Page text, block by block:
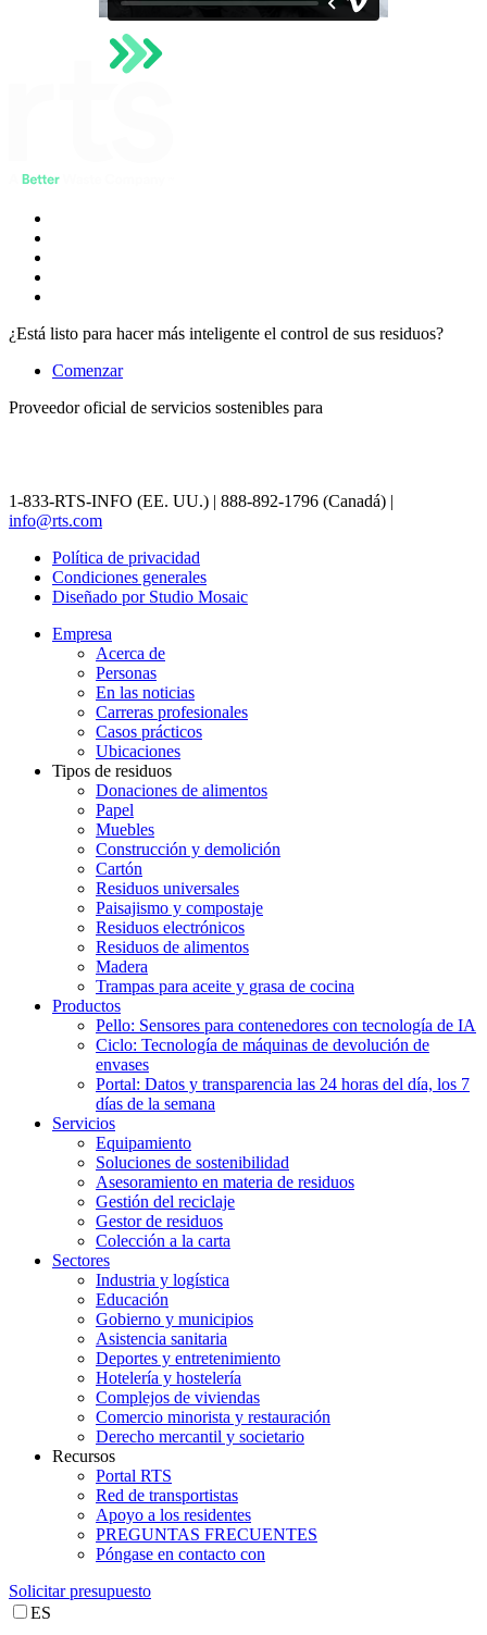
¿Está listo para hacer más inteligente el control de sus residuos?
Comenzar
Proveedor oficial de servicios sostenibles para
1-833-RTS-INFO (EE. UU.) | 888-892-1796 (Canadá) |
info@rts.com
Política de privacidad
Condiciones generales
Diseñado por Studio Mosaic
Empresa
Acerca de
Personas
En las noticias
Carreras profesionales
Casos prácticos
Ubicaciones
Tipos de residuos
Donaciones de alimentos
Papel
Muebles
Construcción y demolición
Cartón
Residuos universales
Paisajismo y compostaje
Residuos electrónicos
Residuos de alimentos
Madera
Trampas para aceite y grasa de cocina
Productos
Pello: Sensores para contenedores con tecnología de IA
Ciclo: Tecnología de máquinas de devolución de
envases
Portal: Datos y transparencia las 24 horas del día, los 7
días de la semana
Servicios
Equipamiento
Soluciones de sostenibilidad
Asesoramiento en materia de residuos
Gestión del reciclaje
Gestor de residuos
Colección a la carta
Sectores
Industria y logística
Educación
Gobierno y municipios
Asistencia sanitaria
Deportes y entretenimiento
Hotelería y hostelería
Complejos de viviendas
Comercio minorista y restauración
Derecho mercantil y societario
Recursos
Portal RTS
Red de transportistas
Apoyo a los residentes
PREGUNTAS FRECUENTES
Póngase en contacto con
Solicitar presupuesto
ES